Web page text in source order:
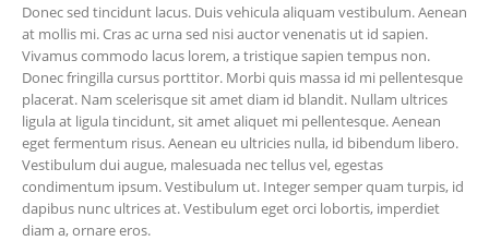
Donec sed tincidunt lacus. Duis vehicula aliquam vestibulum. Aenean
at mollis mi. Cras ac urna sed nisi auctor venenatis ut id sapien.
Vivamus commodo lacus lorem, a tristique sapien tempus non.
Donec fringilla cursus porttitor. Morbi quis massa id mi pellentesque
placerat. Nam scelerisque sit amet diam id blandit. Nullam ultrices
ligula at ligula tincidunt, sit amet aliquet mi pellentesque. Aenean
eget fermentum risus. Aenean eu ultricies nulla, id bibendum libero.
Vestibulum dui augue, malesuada nec tellus vel, egestas
condimentum ipsum. Vestibulum ut. Integer semper quam turpis, id
dapibus nunc ultrices at. Vestibulum eget orci lobortis, imperdiet
diam a, ornare eros.